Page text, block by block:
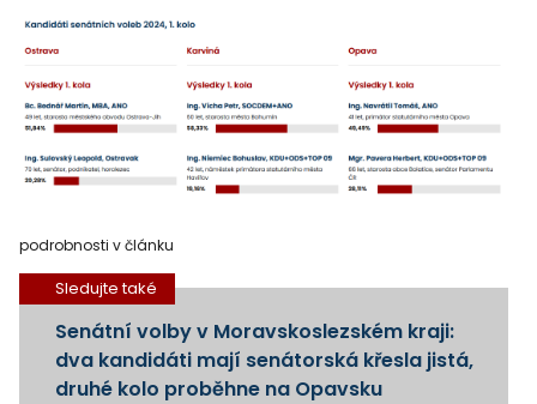
podrobnosti v článku
Sledujte také
Senátní volby v Moravskoslezském kraji:
dva kandidáti mají senátorská křesla jistá,
druhé kolo proběhne na Opavsku